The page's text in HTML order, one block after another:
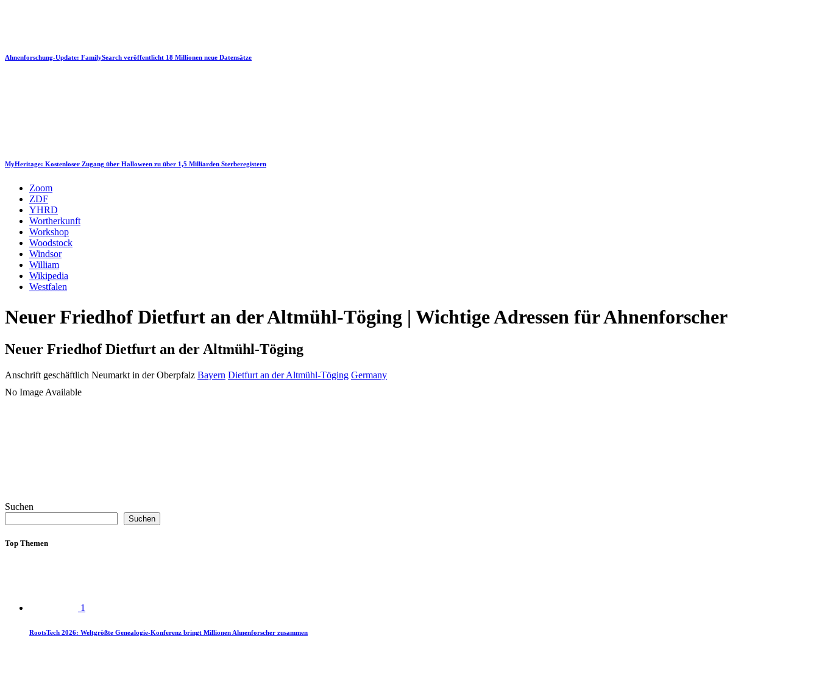
Ahnenforschung-Update: FamilySearch veröffentlicht 18 Millionen neue Datensätze
MyHeritage: Kostenloser Zugang über Halloween zu über 1,5 Milliarden Sterberegistern
Zoom
ZDF
YHRD
Wortherkunft
Workshop
Woodstock
Windsor
William
Wikipedia
Westfalen
Neuer Friedhof Dietfurt an der Altmühl-Töging | Wichtige Adressen für Ahnenforscher
Neuer Friedhof Dietfurt an der Altmühl-Töging
Anschrift geschäftlich Neumarkt in der Oberpfalz Bayern Dietfurt an der Altmühl-Töging Germany
No Image Available
Suchen
Suchen
Top Themen
1
RootsTech 2026: Weltgrößte Genealogie-Konferenz bringt Millionen Ahnenforscher zusammen